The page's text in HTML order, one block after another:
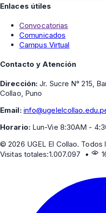
Enlaces útiles
Convocatorias
Comunicados
Campus Virtual
Contacto y Atención
Dirección: Jr. Sucre N° 215,
Collao, Puno
Email:
Horario:Lun-Vie 8:30AM -
©2026 UGEL El Collao.
Visitas totales:1.007.097 •